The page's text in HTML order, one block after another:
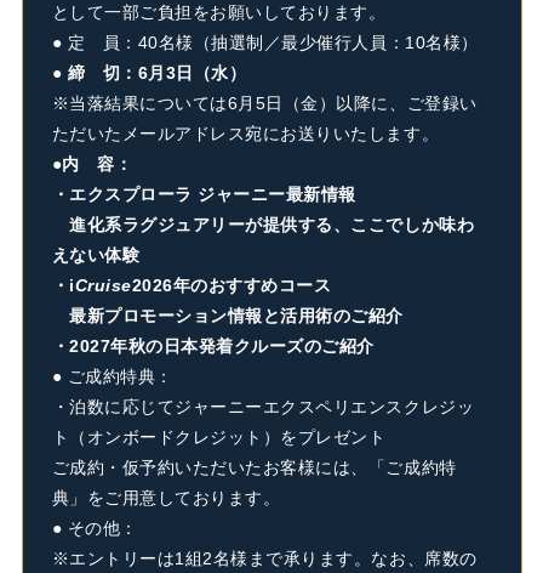
として一部ご負担をお願いしております。
● 定 員：40名様（抽選制／最少催行人員：10名様）
● 締 切：6月3日（水）
※当落結果については6月5日（金）以降に、ご登録い
ただいたメールアドレス宛にお送りいたします。
●内 容：
・エクスプローラ ジャーニー最新情報
進化系ラグジュアリーが提供する、ここでしか味わ
えない体験
・ iCruise2026年のおすすめコース
最新プロモーション情報と活用術のご紹介
・2027年秋の日本発着クルーズのご紹介
● ご成約特典：
・泊数に応じてジャーニーエクスペリエンスクレジッ
ト（オンボードクレジット）をプレゼント
ご成約・仮予約いただいたお客様には、「ご成約特
典」をご用意しております。
● その他：
※エントリーは1組2名様まで承ります。なお、席数の